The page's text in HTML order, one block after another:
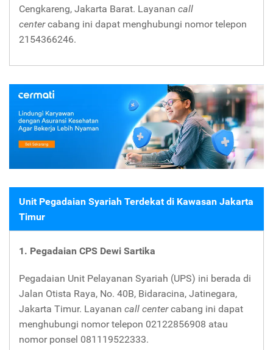
Cengkareng, Jakarta Barat. Layanan call
center cabang ini dapat menghubungi nomor telepon
2154366246.
Unit Pegadaian Syariah Terdekat di Kawasan Jakarta
Timur
1. Pegadaian CPS Dewi Sartika
Pegadaian Unit Pelayanan Syariah (UPS) ini berada di
Jalan Otista Raya, No. 40B, Bidaracina, Jatinegara,
Jakarta Timur. Layanan call center cabang ini dapat
menghubungi nomor telepon 02122856908 atau
nomor ponsel 081119522333.